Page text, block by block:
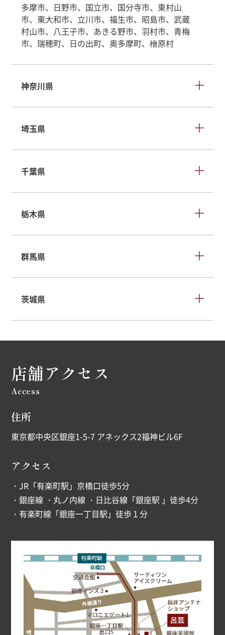
多摩市、日野市、国立市、国分寺市、東村山
市、東大和市、立川市、福生市、昭島市、武蔵
村山市、八王子市、あきる野市、羽村市、青梅
市、瑞穂町、日の出町、奥多摩町、檜原村
神奈川県
埼玉県
千葉県
栃木県
群馬県
茨城県
店舗アクセス
Access
住所
東京都中央区銀座1-5-7 アネックス2福神ビル6F
アクセス
・JR「有楽町駅」京橋口徒歩5分
・銀座線 ・丸ノ内線 ・日比谷線「銀座駅 」徒歩4分
・有楽町線「銀座一丁目駅」徒歩１分